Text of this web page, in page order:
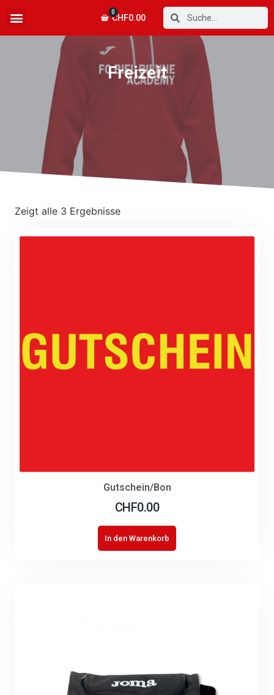
CHF0.00
0
Freizeit
Zeigt alle 3 Ergebnisse
Gutschein/Bon
CHF0.00
In den Warenkorb